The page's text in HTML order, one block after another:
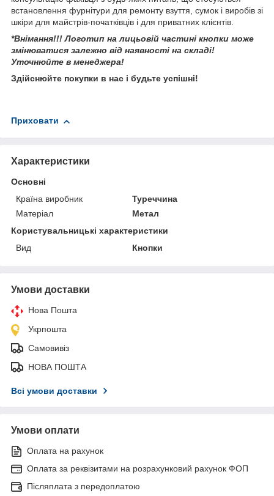
встановлення фурнітури для ремонту взуття, сумок і виробів зі
шкіри для майстрів-початківців і для приватних клієнтів.
*Внімання!!! Логотип на лицьовій частині кнопки може
змінюватися залежно від наявності на складі!
Уточнюйте в менеджера!
Здійснюйте покупки в нас і будьте успішні!
Приховати
Характеристики
Основні
Країна виробник
Туреччина
Матеріал
Метал
Користувальницькі характеристики
Вид
Кнопки
Умови доставки
Нова Пошта
Укрпошта
Самовивіз
НОВА ПОШТА
Всі умови доставки
Умови оплати
Оплата на рахунок
Оплата за реквізитами на розрахунковий рахунок ФОП
Післяплата з передоплатою